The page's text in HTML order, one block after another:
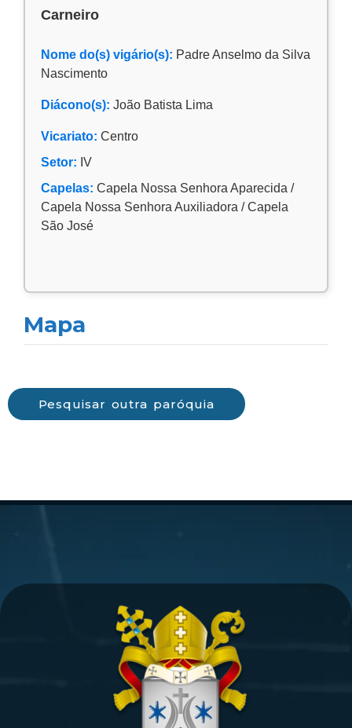
Carneiro
Nome do(s) vigário(s): Padre Anselmo da Silva
Nascimento
Diácono(s): João Batista Lima
Vicariato: Centro
Setor: IV
Capelas: Capela Nossa Senhora Aparecida /
Capela Nossa Senhora Auxiliadora / Capela
São José
Mapa
Pesquisar outra paróquia